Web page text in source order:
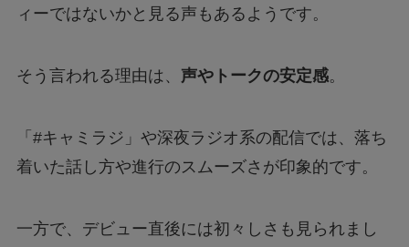
ィーではないかと見る声もあるようです。
そう言われる理由は、 声やトークの安定感。
「#キャミラジ」や深夜ラジオ系の配信では、落ち
着いた話し方や進行のスムーズさが印象的です。
一方で、デビュー直後には初々しさも見られまし